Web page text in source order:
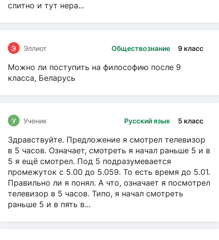
слитно и тут нера...
Обществознание 9 класс
Э Эллиот
Можно ли поступить на философию после 9
класса, Беларусь
Русский язык 5 класс
У Ученик
Здравствуйте. Предложение я смотрел телевизор
в 5 часов. Означает, смотреть я начал раньше 5 и в
5 я ещё смотрел. Под 5 подразумевается
промежуток с 5.00 до 5.059. То есть время до 5.01.
Правильно ли я понял. А что, означает я посмотрел
телевизор в 5 часов. Типо, я начал смотреть
раньше 5 и в пять в...